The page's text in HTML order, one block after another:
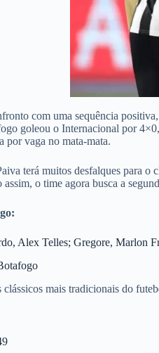
com uma sequência
goleou o Internacional por
por vaga no mata-mata.
terá muitos desfalques para
o time agora busca a
Alex Telles; Gregore, Marlon
mais tradicionais do